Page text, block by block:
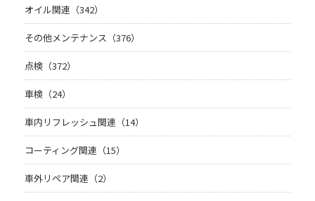
オイル関連（342）
その他メンテナンス（376）
点検（372）
車検（24）
車内リフレッシュ関連（14）
コーティング関連（15）
車外リペア関連（2）